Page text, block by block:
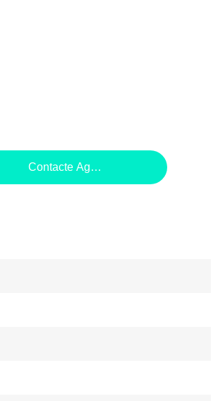
Contacte Agora